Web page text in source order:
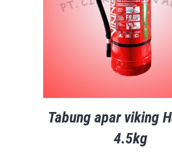
Tabung apar viking
4.5kg